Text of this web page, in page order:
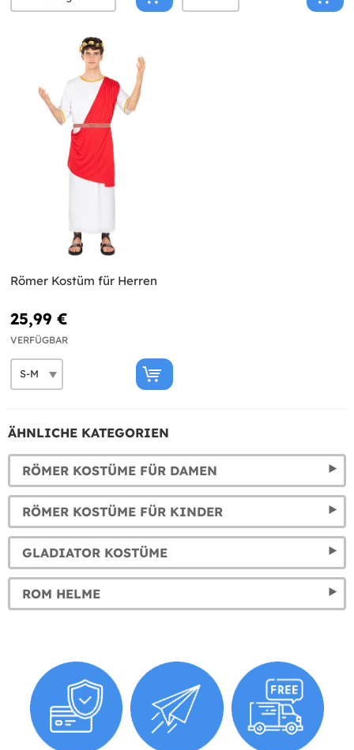
Römer Kostüm für Herren
25,99 €
VERFÜGBAR
ÄHNLICHE KATEGORIEN
RÖMER KOSTÜME FÜR DAMEN
RÖMER KOSTÜME FÜR KINDER
GLADIATOR KOSTÜME
ROM HELME